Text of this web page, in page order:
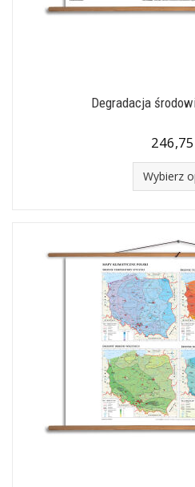
Degradacja
246,75
Wybierz